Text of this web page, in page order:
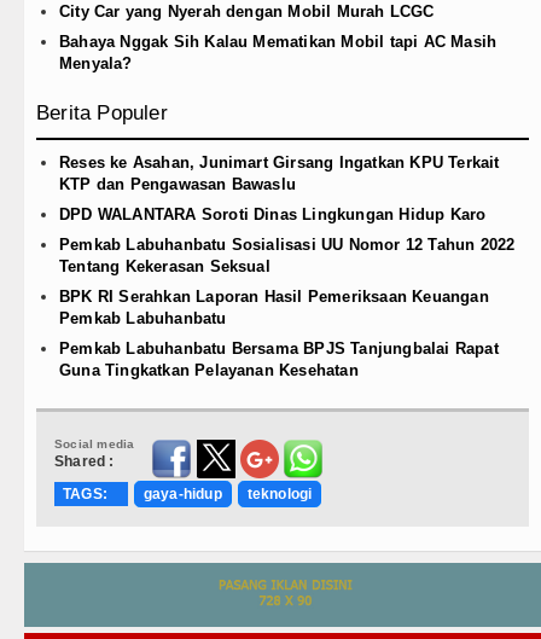
City Car yang Nyerah dengan Mobil Murah LCGC
Bahaya Nggak Sih Kalau Mematikan Mobil tapi AC Masih
Menyala?
Berita Populer
Reses ke Asahan, Junimart Girsang Ingatkan KPU Terkait
KTP dan Pengawasan Bawaslu
DPD WALANTARA Soroti Dinas Lingkungan Hidup Karo
Pemkab Labuhanbatu Sosialisasi UU Nomor 12 Tahun 2022
Tentang Kekerasan Seksual
BPK RI Serahkan Laporan Hasil Pemeriksaan Keuangan
Pemkab Labuhanbatu
Pemkab Labuhanbatu Bersama BPJS Tanjungbalai Rapat
Guna Tingkatkan Pelayanan Kesehatan
Social media
Shared :
TAGS:
gaya-hidup teknologi